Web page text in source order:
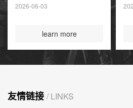
2026-06-03
learn more
国
友情链接 / LINKS